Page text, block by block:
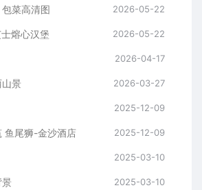
菜高清图 2026-05-22
熔心汉堡 2026-05-22
2026-04-17
景 2026-03-27
2025-12-09
鱼尾狮-金沙酒店 2025-12-09
2025-03-10
2025-03-10